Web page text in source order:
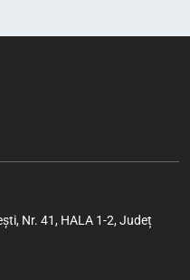
Nr. 41, HALA 1-2, Județ